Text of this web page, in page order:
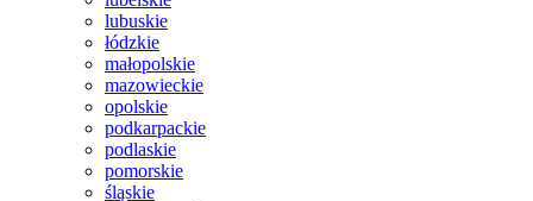
lubuskie
łódzkie
małopolskie
mazowieckie
opolskie
podkarpackie
podlaskie
pomorskie
śląskie